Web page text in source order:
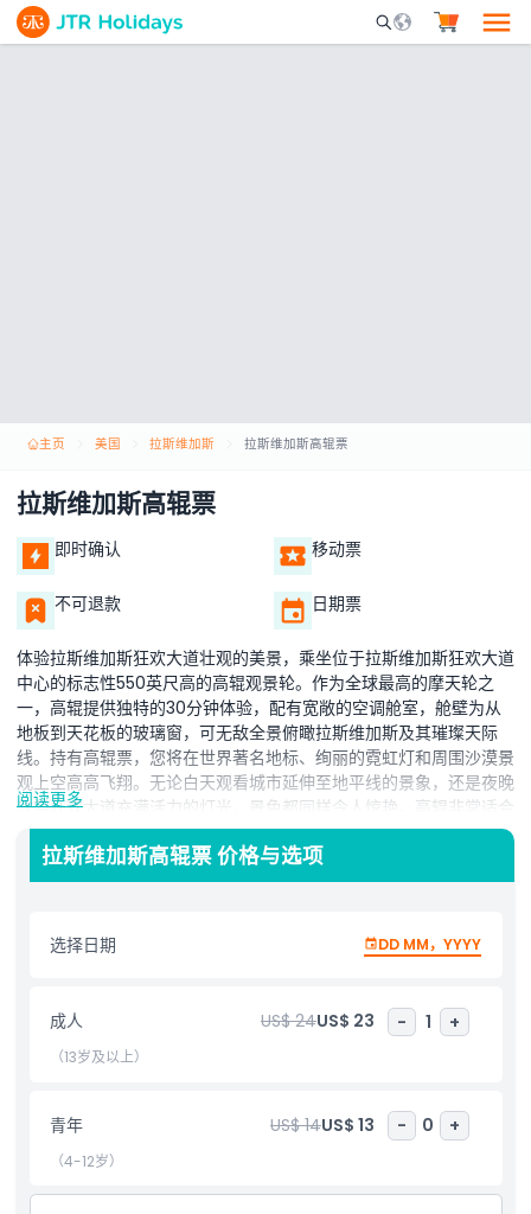
Mobile Search
主页 美国 拉斯维加斯 拉斯维加斯高辊票
拉斯维加斯高辊票
即时确认 移动票
不可退款 日期票
体验拉斯维加斯狂欢大道壮观的美景，乘坐位于拉斯维加斯狂欢大道
中心的标志性550英尺高的高辊观景轮。作为全球最高的摩天轮之
一，高辊提供独特的30分钟体验，配有宽敞的空调舱室，舱壁为从
地板到天花板的玻璃窗，可无敌全景俯瞰拉斯维加斯及其璀璨天际
线。持有高辊票，您将在世界著名地标、绚丽的霓虹灯和周围沙漠景
观上空高高飞翔。无论白天观看城市延伸至地平线的景象，还是夜晚
欣赏狂欢大道充满活力的灯光，景色都同样令人惊艳。高辊非常适合
家庭、情侣或朋友群体，是捕捉拉斯维加斯难忘瞬间的独特方式。对
于想要提升体验的人，高辊快乐半小时选项包括舱内开放酒吧，是一
边享用饮品一边欣赏壮丽景色的有趣节日方式。它也是特殊场合、浪
点之一，高辊观景轮是任何想要从全新视角体验世界娱乐之都的游客
必访之地。无论您是首次来访还是回访客，高辊都保证带来550英尺
亮点
包含项
儿童成人政策
阅读更多
拉斯维加斯高辊票 价格与选项
选择日期 DD MM，YYYY
成人 US$ 24US$ 23 - 1 +
（13岁及以上）
青年 US$ 14US$ 13 - 0 +
（4-12岁）